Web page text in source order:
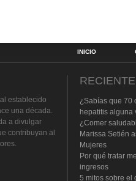
INICIO
establecido
una década.
a divulgar
contribuyan al
¿Sabías que 70
hepatitis alguna
¿Comer
Marissa Setién
Mujeres
Por qué tratar
ingresos
5 mitos sobre el